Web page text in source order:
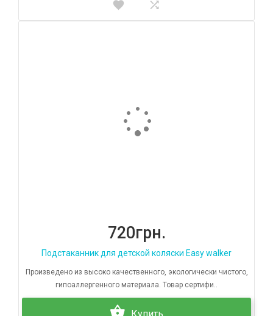
720грн.
Подстаканник для детской коляски Easy walker
Произведено из высоко качественного, экологически чистого,
гипоаллергенного материала. Товар сертифи..